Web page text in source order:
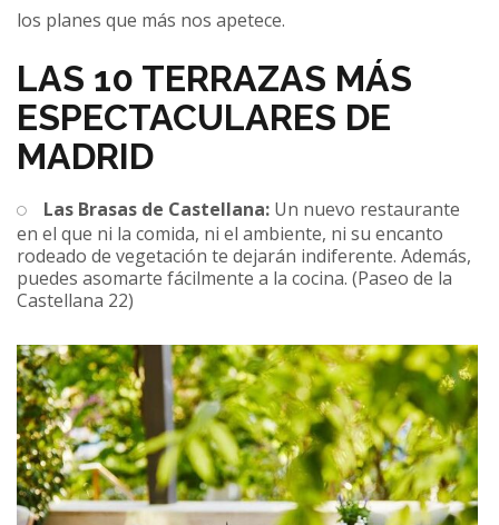
los planes que más nos apetece.
LAS 10 TERRAZAS MÁS
ESPECTACULARES DE
MADRID
Las Brasas de Castellana: Un nuevo restaurante
en el que ni la comida, ni el ambiente, ni su encanto
rodeado de vegetación te dejarán indiferente. Además,
puedes asomarte fácilmente a la cocina. (Paseo de la
Castellana 22)